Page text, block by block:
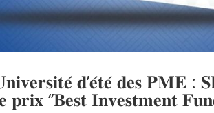
𝐝’𝐞́𝐭𝐞́ 𝐝𝐞𝐬
‘’𝐁𝐞𝐬𝐭 𝐈𝐧𝐯𝐞𝐬𝐭𝐦𝐞𝐧𝐭